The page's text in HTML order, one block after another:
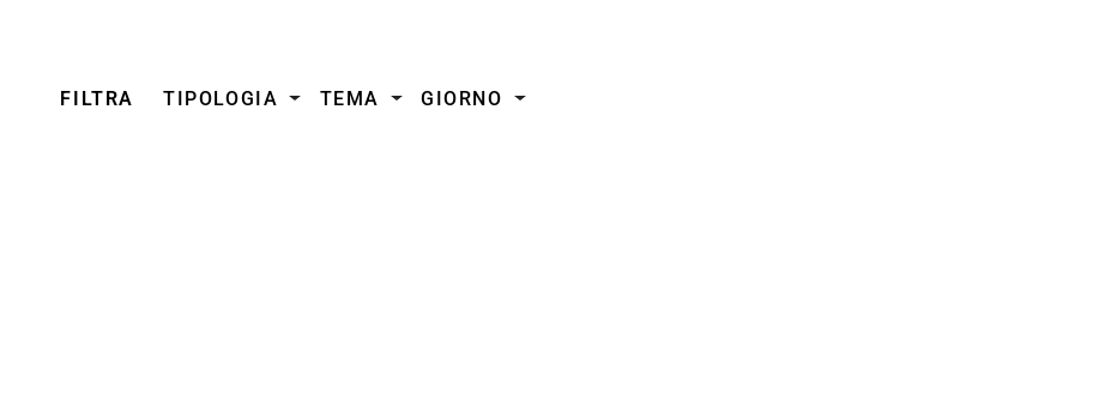
FILTRA TIPOLOGIA TEMA GIORNO